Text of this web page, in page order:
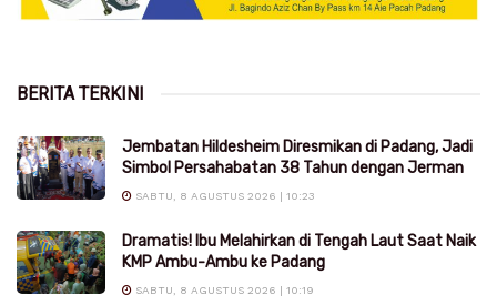
BERITA TERKINI
Jembatan Hildesheim Diresmikan di Padang, Jadi
Simbol Persahabatan 38 Tahun dengan Jerman
SABTU, 8 AGUSTUS 2026 | 10:23
Dramatis! Ibu Melahirkan di Tengah Laut Saat Naik
KMP Ambu-Ambu ke Padang
SABTU, 8 AGUSTUS 2026 | 10:19